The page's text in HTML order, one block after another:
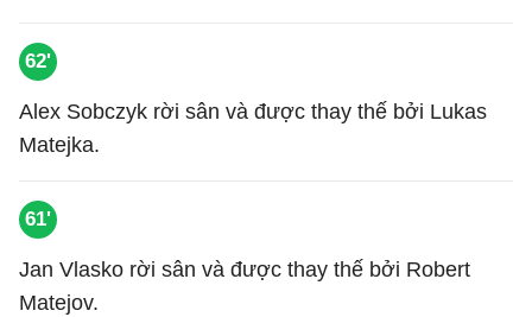
62'
Alex Sobczyk rời sân và được thay thế bởi Lukas
Matejka.
61'
Jan Vlasko rời sân và được thay thế bởi Robert
Matejov.